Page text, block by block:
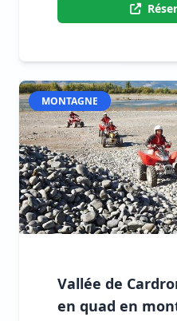
MONTAGNE
Vallée de
en quad en